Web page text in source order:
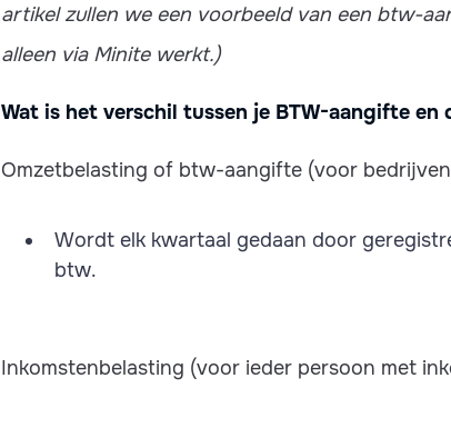
artikel zullen we een voorbeeld van een btw-
alleen via Minite werkt.)
Wat is het verschil tussen je BTW-aangifte en
Omzetbelasting of btw-aangifte (voor
Wordt elk kwartaal gedaan door
btw.
Inkomstenbelasting (voor ieder persoon met